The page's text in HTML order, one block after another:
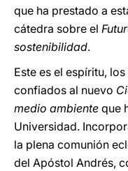
que ha prestado a
cátedra sobre el
sostenibilidad.
Este es el espíritu,
confiados al nuevo
medio ambiente que
Universidad.
la plena comunión
del Apóstol Andrés,